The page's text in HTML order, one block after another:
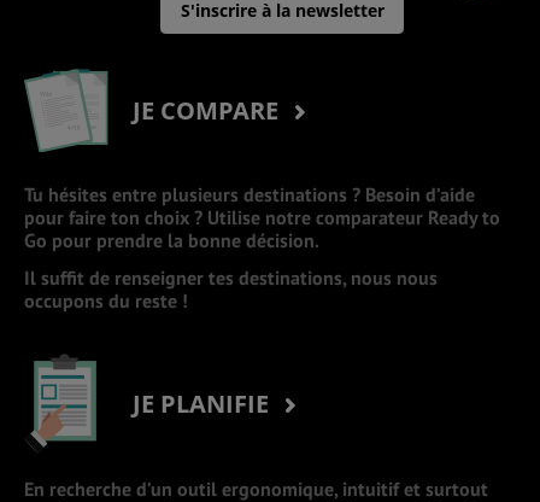
S'inscrire à la newsletter
JE COMPARE
Tu hésites entre plusieurs destinations ? Besoin d’aide
pour faire ton choix ? Utilise notre comparateur Ready to
Go pour prendre la bonne décision.
Il suffit de renseigner tes destinations, nous nous
occupons du reste !
JE PLANIFIE
En recherche d’un outil ergonomique, intuitif et surtout